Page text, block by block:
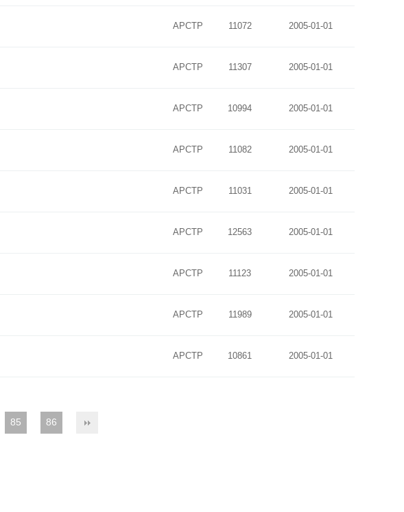
APCTP 11072 2005-01-01
APCTP 11307 2005-01-01
APCTP 10994 2005-01-01
APCTP 11082 2005-01-01
APCTP 11031 2005-01-01
APCTP 12563 2005-01-01
APCTP 11123 2005-01-01
APCTP 11989 2005-01-01
APCTP 10861 2005-01-01
85 86